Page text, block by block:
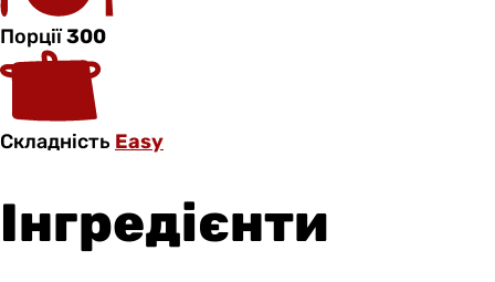
Порції300
Складність Easy
Інгредієнти